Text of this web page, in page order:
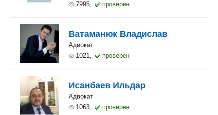
7995,
проверен
Ватаманюк Владислав
Адвокат
1021,
проверен
Исанбаев Ильдар
Адвокат
1063,
проверен